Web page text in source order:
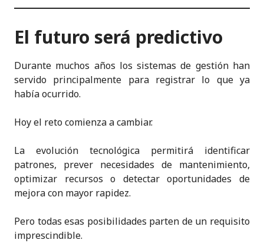
El futuro será predictivo
Durante muchos años los sistemas de gestión han
servido principalmente para registrar lo que ya
había ocurrido.
Hoy el reto comienza a cambiar.
La evolución tecnológica permitirá identificar
patrones, prever necesidades de mantenimiento,
optimizar recursos o detectar oportunidades de
mejora con mayor rapidez.
Pero todas esas posibilidades parten de un requisito
imprescindible.